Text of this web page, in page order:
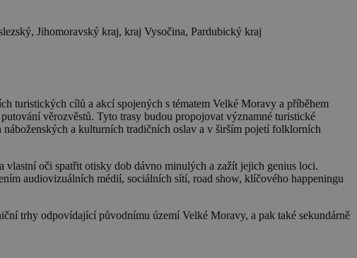
Jihomoravský kraj, kraj Vysočina, Pardubický kraj
turistických cílů a akcí spojených s tématem Velké Moravy a příběhem
věrozvěstů. Tyto trasy budou propojovat významné turistické
a kulturních tradičních oslav a v širším pojetí folklorních
oči spatřit otisky dob dávno minulých a zažít jejich genius loci.
audiovizuálních médií, sociálních sítí, road show, klíčového happeningu
trhy odpovídající původnímu území Velké Moravy, a pak také sekundárně